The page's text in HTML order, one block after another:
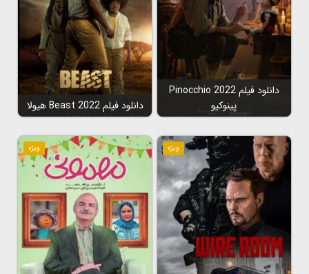
دانلود فیلم Pinocchio 2022
پینوکیو
دانلود فیلم Beast 2022 هیولا
ویژه ویژه